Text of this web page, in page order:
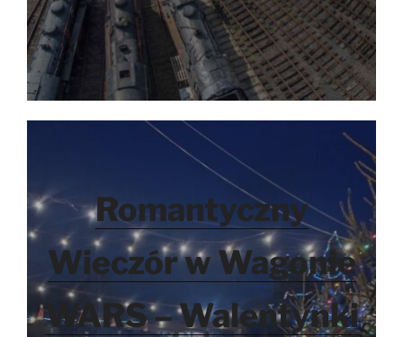
Romantyczny
Wieczór w Wagonie
WARS – Walentynki